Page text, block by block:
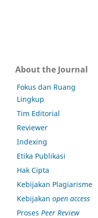
About the Journal
Fokus dan Ruang
Lingkup
Tim Editorial
Reviewer
Indexing
Etika Publikasi
Hak Cipta
Kebijakan Plagiarisme
Kebijakan open access
Proses Peer Review